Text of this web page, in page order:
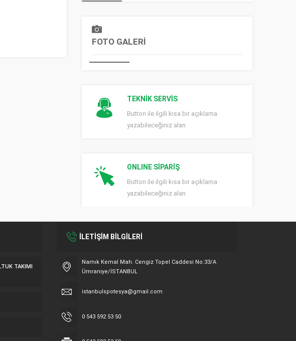
FOTO GALERİ
TEKNİK SERVİS
Button ile ilgili kısa bir açıklama
yazabileceğiniz alan
ONLINE SİPARİŞ
Button ile ilgili kısa bir açıklama
yazabileceğiniz alan
TAKIMI
İLETİŞİM BİLGİLERİ
Namık Kemal Mah. Cengiz Topel Caddesi No:33/A
Ümraniye/İSTANBUL
istanbulspotesya@gmail.com
0 543 592 53 50